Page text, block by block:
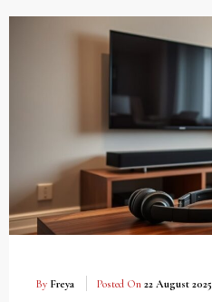
By Freya Posted On 22 August 2025